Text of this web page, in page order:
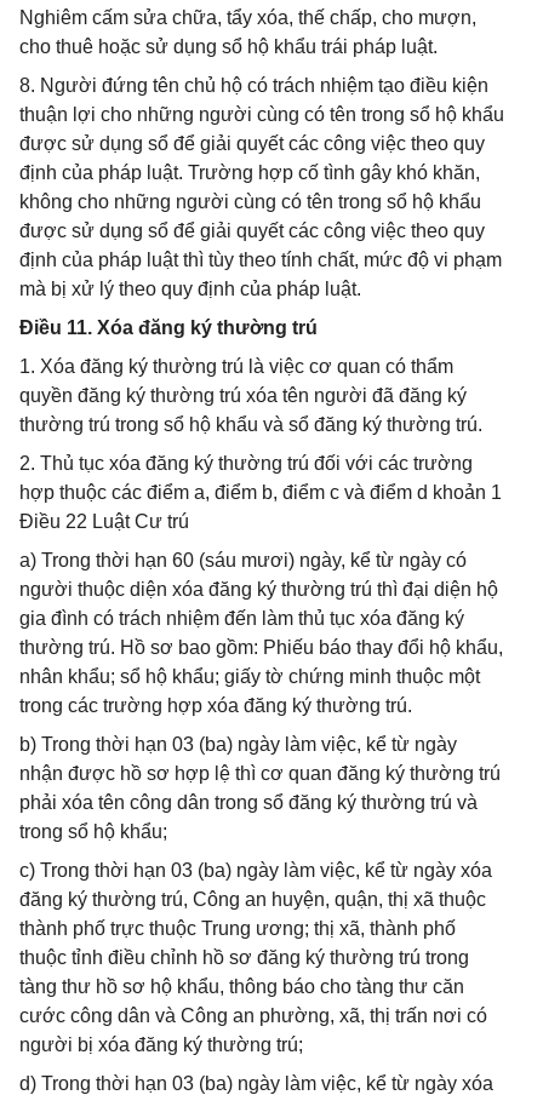
Nghiêm cấm sửa chữa, tẩy xóa, thế chấp, cho mượn,
cho thuê hoặc sử dụng sổ hộ khẩu trái pháp luật.
8. Người đứng tên chủ hộ có trách nhiệm tạo điều kiện
thuận lợi cho những người cùng có tên trong sổ hộ khẩu
được sử dụng sổ để giải quyết các công việc theo quy
định của pháp luật. Trường hợp cố tình gây khó khăn,
không cho những người cùng có tên trong sổ hộ khẩu
được sử dụng sổ để giải quyết các công việc theo quy
định của pháp luật thì tùy theo tính chất, mức độ vi phạm
mà bị xử lý theo quy định của pháp luật.
Điều 11. Xóa đăng ký thường trú
1. Xóa đăng ký thường trú là việc cơ quan có thẩm
quyền đăng ký thường trú xóa tên người đã đăng ký
thường trú trong sổ hộ khẩu và sổ đăng ký thường trú.
2. Thủ tục xóa đăng ký thường trú đối với các trường
hợp thuộc các điểm a, điểm b, điểm c và điểm d khoản 1
Điều 22 Luật Cư trú
a) Trong thời hạn 60 (sáu mươi) ngày, kể từ ngày có
người thuộc diện xóa đăng ký thường trú thì đại diện hộ
gia đình có trách nhiệm đến làm thủ tục xóa đăng ký
thường trú. Hồ sơ bao gồm: Phiếu báo thay đổi hộ khẩu,
nhân khẩu; sổ hộ khẩu; giấy tờ chứng minh thuộc một
trong các trường hợp xóa đăng ký thường trú.
b) Trong thời hạn 03 (ba) ngày làm việc, kể từ ngày
nhận được hồ sơ hợp lệ thì cơ quan đăng ký thường trú
phải xóa tên công dân trong sổ đăng ký thường trú và
trong sổ hộ khẩu;
c) Trong thời hạn 03 (ba) ngày làm việc, kể từ ngày xóa
đăng ký thường trú, Công an huyện, quận, thị xã thuộc
thành phố trực thuộc Trung ương; thị xã, thành phố
thuộc tỉnh điều chỉnh hồ sơ đăng ký thường trú trong
tàng thư hồ sơ hộ khẩu, thông báo cho tàng thư căn
cước công dân và Công an phường, xã, thị trấn nơi có
người bị xóa đăng ký thường trú;
d) Trong thời hạn 03 (ba) ngày làm việc, kể từ ngày xóa